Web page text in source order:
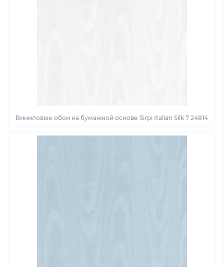
Виниловые обои на бумажной основе Sirpi Italian Silk 7 24814